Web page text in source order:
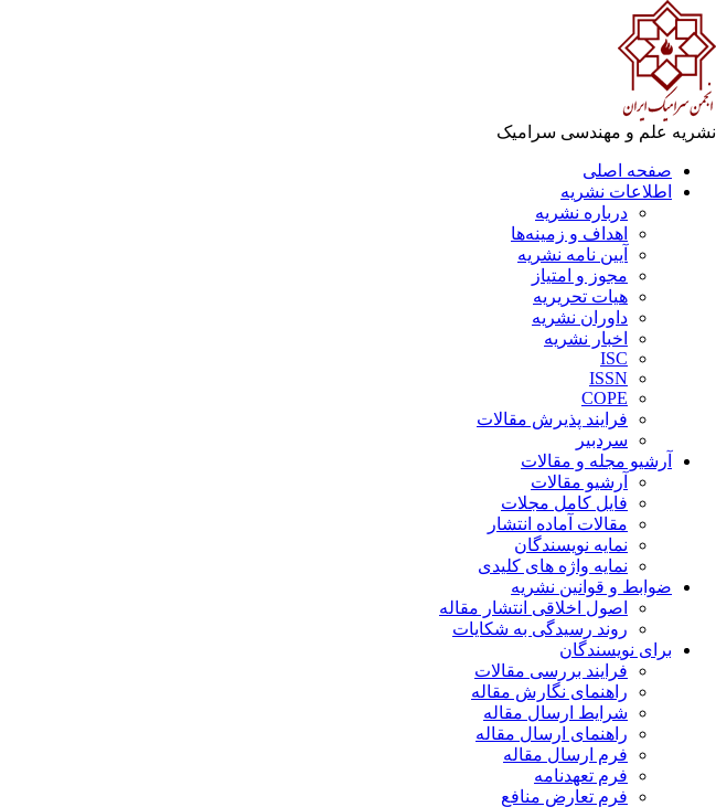
نشریه علم و مهندسی سرامیک
صفحه اصلی
اطلاعات نشریه
درباره نشریه
اهداف و زمینه‌ها
آیین نامه نشریه
مجوز و امتیاز
هیات تحریریه
داوران نشریه
اخبار نشریه
ISC
ISSN
COPE
فرایند پذیرش مقالات
سردبیر
آرشیو مجله و مقالات
آرشیو مقالات
فایل کامل مجلات
مقالات آماده انتشار
نمایه نویسندگان
نمایه واژه های کلیدی
ضوابط و قوانین نشریه
اصول اخلاقی انتشار مقاله
روند رسیدگی به شکایات
برای نویسندگان
فرایند بررسی مقالات
راهنمای نگارش مقاله
شرایط ارسال مقاله
راهنمای ارسال مقاله
فرم ارسال مقاله
فرم تعهدنامه
فرم تعارض منافع